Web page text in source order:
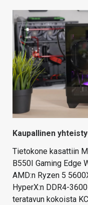
VAIHDA TEEMA
HAKU
Kaupallinen
Tietokone kasattiin
B550I Gaming Edge
AMD:n Ryzen 5
HyperX:n DDR4-
teratavun kokoista